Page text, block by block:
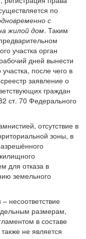
по
с
жилой дом. Таким
участка орган
дней вынести
после чего в
заявление о
граждан
ст. 70 Федерального
отсутствие в
зоны, в
для отказа в
земельного
несоответствие
размерам,
в составе
не является